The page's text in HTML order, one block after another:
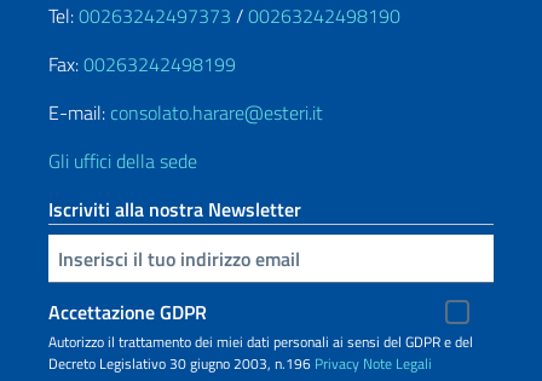
Tel:00263242497373 /00263242498190
Fax:00263242498199
E-mail: consolato.harare@esteri.it
Gli uffici della sede
Iscriviti alla nostra Newsletter
Inserisci la tua email
Accettazione GDPR
Autorizzo il trattamento dei miei dati personali ai sensi del GDPR e del
Decreto Legislativo 30 giugno 2003, n.196 Privacy Note Legali